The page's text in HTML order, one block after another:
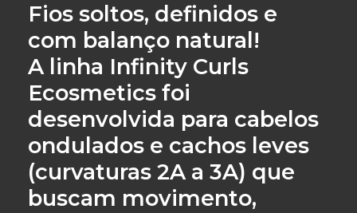
Fios soltos, definidos e
com balanço natural!
A linha Infinity Curls
Ecosmetics foi
desenvolvida para cabelos
ondulados e cachos leves
(curvaturas 2A a 3A) que
buscam movimento,